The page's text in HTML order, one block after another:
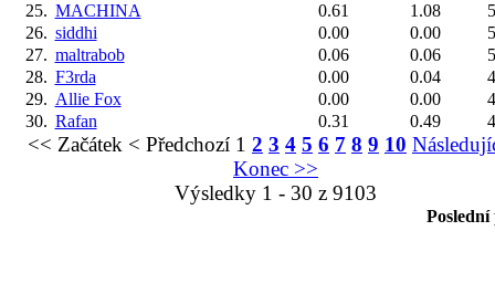
25. MACHINA 0.61 1.08
26. siddhi 0.00 0.00
27. maltrabob 0.06 0.06
28. F3rda 0.00 0.04
29. Allie Fox 0.00 0.00
30. Rafan 0.31 0.49
<< Začátek < Předchozí 1 2 3 4 5 6 7 8 9 10
Konec >>
Výsledky 1 - 30 z 9103